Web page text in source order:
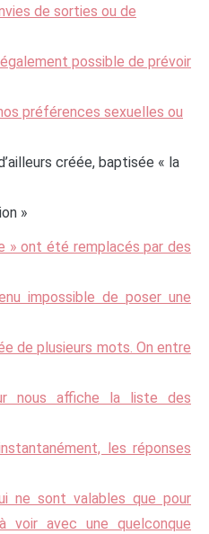
de sorties ou de
possible de prévoir
préférences sexuelles ou
créée, baptisée « la
»
» ont été remplacés par des
impossible de poser une
de plusieurs mots. On entre
nous affiche la liste des
les réponses
ne sont valables que pour
voir avec une quelconque